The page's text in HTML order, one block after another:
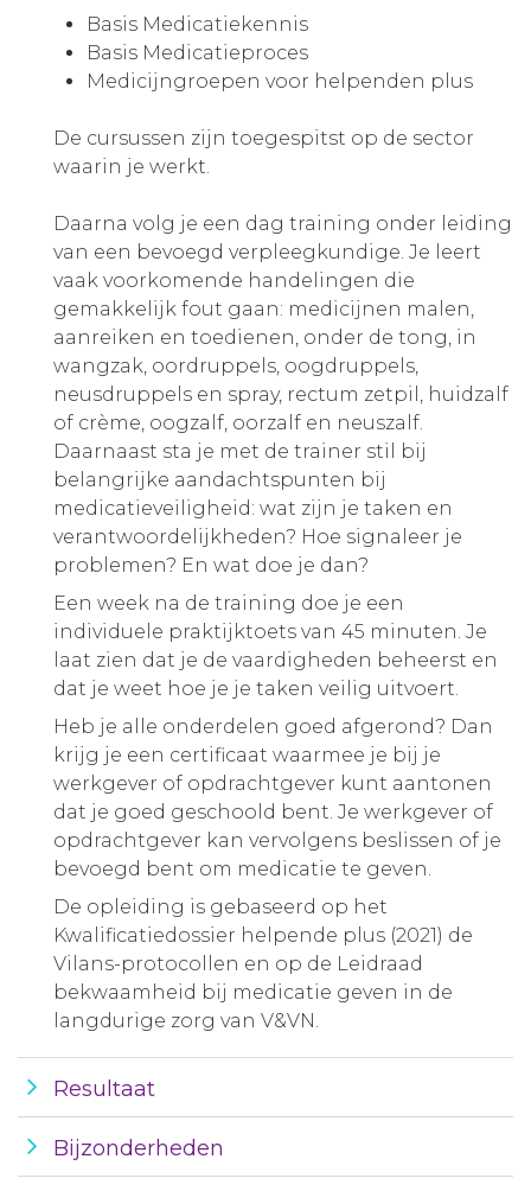
Basis Medicatiekennis
Basis Medicatieproces
Medicijngroepen voor helpenden plus
De cursussen zijn toegespitst op de sector
waarin je werkt.
Daarna volg je een dag training onder leiding
van een bevoegd verpleegkundige. Je leert
vaak voorkomende handelingen die
gemakkelijk fout gaan: medicijnen malen,
aanreiken en toedienen, onder de tong, in
wangzak, oordruppels, oogdruppels,
neusdruppels en spray, rectum zetpil, huidzalf
of crème, oogzalf, oorzalf en neuszalf.
Daarnaast sta je met de trainer stil bij
belangrijke aandachtspunten bij
medicatieveiligheid: wat zijn je taken en
verantwoordelijkheden? Hoe signaleer je
problemen? En wat doe je dan?
Een week na de training doe je een
individuele praktijktoets van 45 minuten. Je
laat zien dat je de vaardigheden beheerst en
dat je weet hoe je je taken veilig uitvoert.
Heb je alle onderdelen goed afgerond? Dan
krijg je een certificaat waarmee je bij je
werkgever of opdrachtgever kunt aantonen
dat je goed geschoold bent. Je werkgever of
opdrachtgever kan vervolgens beslissen of je
bevoegd bent om medicatie te geven.
De opleiding is gebaseerd op het
Kwalificatiedossier helpende plus (2021) de
Vilans-protocollen en op de Leidraad
bekwaamheid bij medicatie geven in de
langdurige zorg van V&VN.
Resultaat
Bijzonderheden